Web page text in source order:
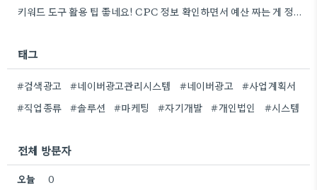
키워드 도구 활용 팁 좋네요! CPC 정보 확인하면서 예산 짜는 게 정말 중요할 것 같아요.
태그
#검색광고 #네이버광고관리시스템 #네이버광고
#사업계획서
#직업종류
#솔루션 #마케팅 #자기개발 #개인법인 #시스템
전체 방문자
오늘
0